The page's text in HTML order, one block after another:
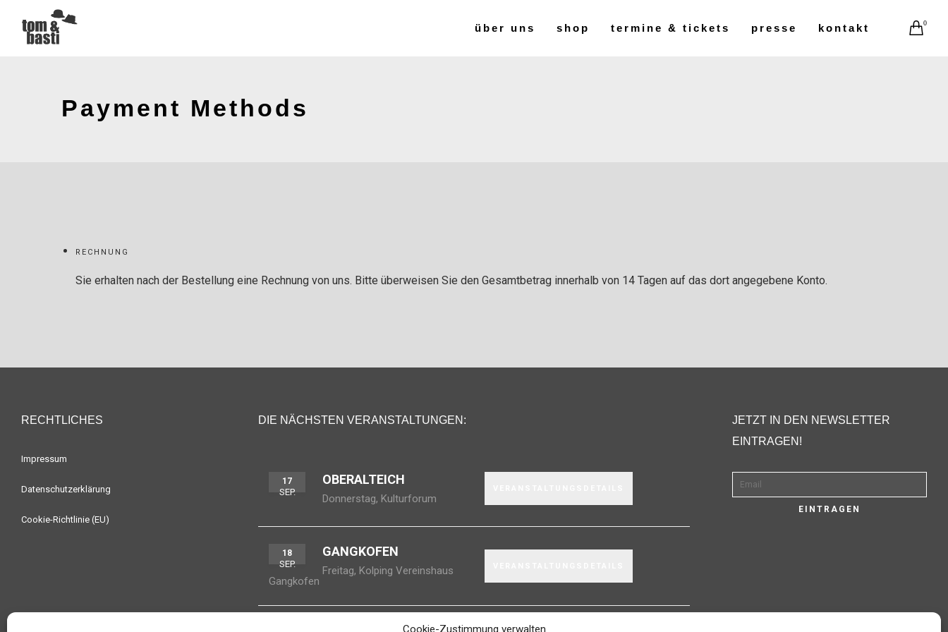
Cookie-Zustimmung verwalten
0
über uns shop termine & tickets presse kontakt
Payment Methods
RECHNUNG
Sie erhalten nach der Bestellung eine Rechnung von uns. Bitte überweisen Sie den Gesamtbetrag innerhalb von 14 Tagen auf das dort angegebene Konto.
RECHTLICHES
Impressum
Datenschutzerklärung
Cookie-Richtlinie (EU)
DIE NÄCHSTEN VERANSTALTUNGEN:
17
SEP.
OBERALTEICH
Donnerstag, Kulturforum
18
SEP.
GANGKOFEN
Freitag, Kolping Vereinshaus
Gangkofen
JETZT IN DEN NEWSLETTER
EINTRAGEN!